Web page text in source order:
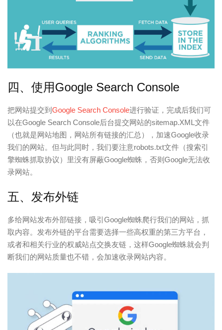
四、使用Google Search Console
把网站提交到 Google Search Console进行验证，完成后我们可
以在Google Search Console后台提交网站的sitemap.XML文件
（也就是网站地图，网站所有链接的汇总），加速Google收录
我们的网站。但与此同时，我们要注意robots.txt文件（搜索引
擎蜘蛛抓取协议）里没有屏蔽Google蜘蛛，否则Google无法收
录网站。
五、发布外链
多给网站发布外部链接，吸引Google蜘蛛爬行我们的网站，抓
取内容。发布外链的平台需要选择一些高权重的第三方平台，
或者和相关行业的权威站点交换友链，这样Google蜘蛛就会判
断我们的网站质量也不错，会加速收录网站内容。